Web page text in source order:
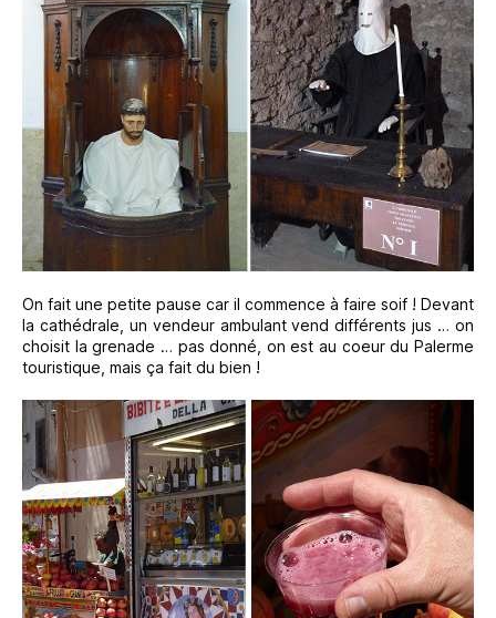
On fait une petite pause car il commence à faire soif ! Devant
la cathédrale, un vendeur ambulant vend différents jus … on
choisit la grenade … pas donné, on est au coeur du Palerme
touristique, mais ça fait du bien !